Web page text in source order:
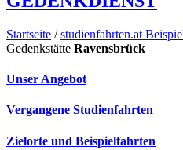
Startseite /studienfahrten.at
Gedenkstätte Ravensbrück
Unser Angebot
Vergangene Studienfahrten
Zielorte und Beispielfahrten